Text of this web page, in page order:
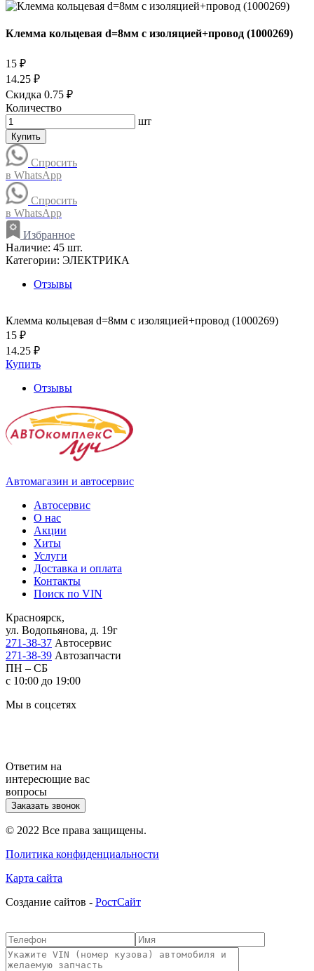
Клемма кольцевая d=8мм с изоляцией+провод (1000269)
15 ₽
14.25 ₽
Скидка 0.75 ₽
Количество
шт
Купить
Спросить
в WhatsApp
Спросить
в WhatsApp
Избранное
Наличие: 45 шт.
Категории: ЭЛЕКТРИКА
Отзывы
Клемма кольцевая d=8мм с изоляцией+провод (1000269)
15 ₽
14.25 ₽
Купить
Отзывы
Автомагазин и автосервис
Автосервис
О нас
Акции
Хиты
Услуги
Доставка и оплата
Контакты
Поиск по VIN
Красноярск,
ул. Водопьянова, д. 19г
271-38-37 Автосервис
271-38-39 Автозапчасти
ПН – СБ
с 10:00 до 19:00
Мы в соцсетях
Ответим на
интересющие вас
вопросы
Заказать звонок
© 2022 Все права защищены.
Политика конфиденциальности
Карта сайта
Cоздание сайтов - РостСайт